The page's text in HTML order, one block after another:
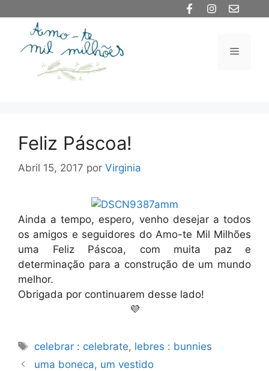
conteúdo
Menu
Feliz Páscoa!
Abril 15, 2017 por Virginia
Ainda a tempo, espero, venho desejar a todos
os amigos e seguidores do Amo-te Mil Milhões
uma Feliz Páscoa, com muita paz e
determinação para a construção de um mundo
melhor.
Obrigada por continuarem desse lado!
💜
Etiquetas
celebrar : celebrate, lebres : bunnies
uma boneca, um vestido